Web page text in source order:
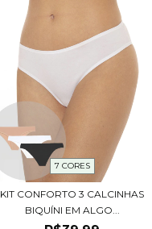
7 CORES
KIT CONFORTO 3 CALCINHAS
BIQUÍNI EM ALGO...